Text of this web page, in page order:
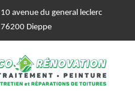
10 avenue du general leclerc
76200 Dieppe